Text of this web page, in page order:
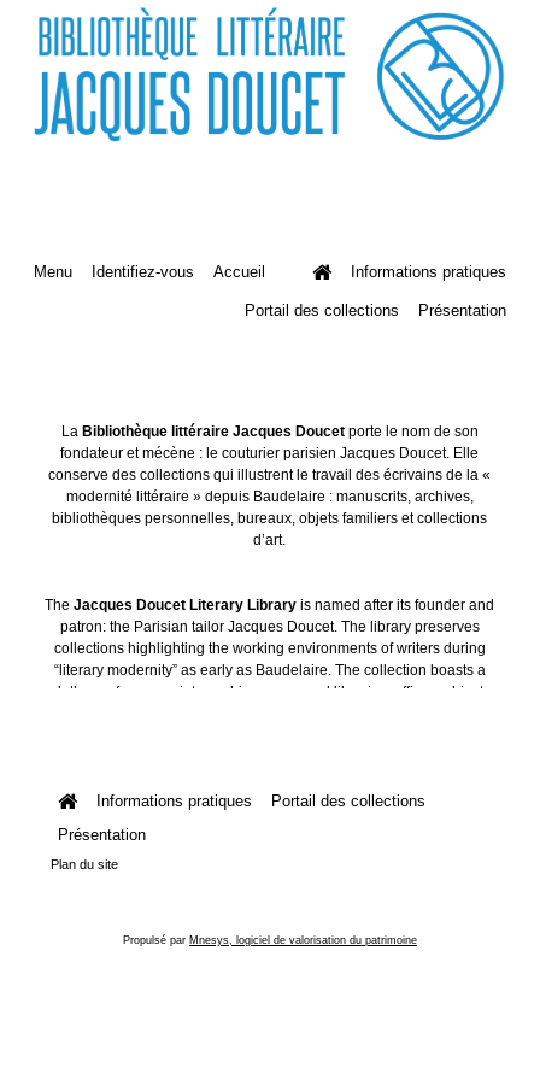
Menu Identifiez-vous Accueil Informations pratiques
Portail des collections Présentation
La Bibliothèque littéraire Jacques Doucetporte le nom de son
fondateur et mécène : le couturier parisien Jacques Doucet. Elle
conserve des collections qui illustrent le travail des écrivains de la «
modernité littéraire » depuis Baudelaire : manuscrits, archives,
bibliothèques personnelles, bureaux, objets familiers et collections
d’art.
TheJacques Doucet Literary Library is named after its founder and
patron: the Parisian tailor Jacques Doucet. The library preserves
collections highlighting the working environments of writers during
“literary modernity” as early as Baudelaire. The collection boasts a
plethora of manuscripts, archives, personal libraries, offices, objects
Informations pratiques
Portail des collections
Présentation
Plan du site
Propulsé par Mnesys, logiciel de valorisation du patrimoine